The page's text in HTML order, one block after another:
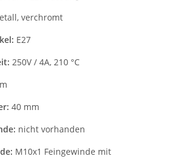
verchromt
E27
250V / 4A, 210 °C
40 mm
nicht vorhanden
M10x1 Feingewinde mit